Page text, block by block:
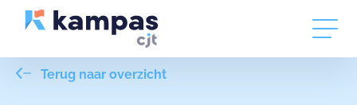
Terug naar overzicht